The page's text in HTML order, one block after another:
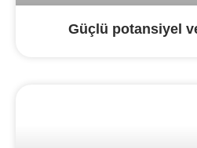
Güçlü potansiyel